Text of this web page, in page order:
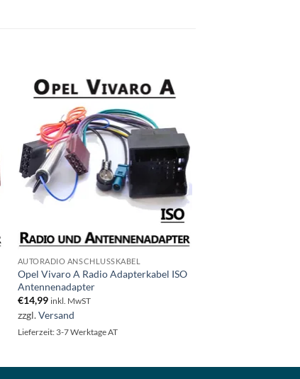
AUTORADIO ANSCHLUSSKABEL
Opel Vivaro A Radio Adapterkabel ISO
Antennenadapter
€14,99 inkl. MwST
zzgl.Versand
Lieferzeit: 3-7 Werktage AT